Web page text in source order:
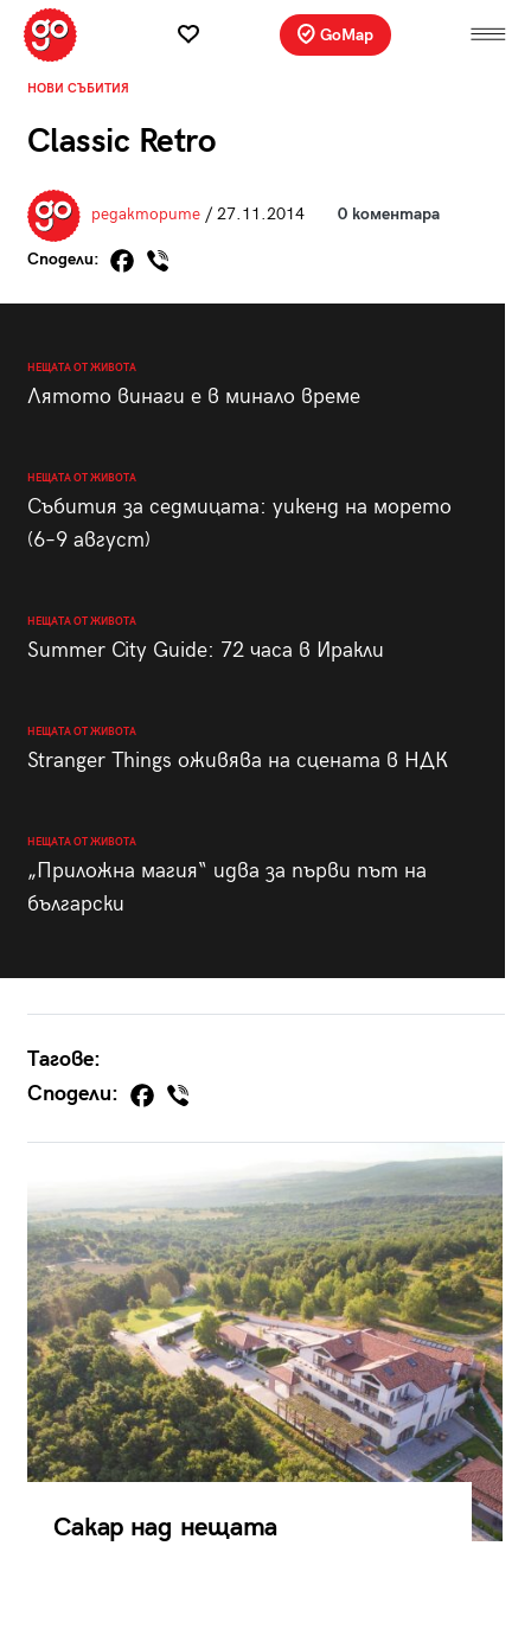
GoMap
НОВИ СЪБИТИЯ
Classic Retro
редакторите/ 27.11.2014 0 коментара
Сподели:
НЕЩАТА ОТ ЖИВОТА
Лятото винаги е в минало време
НЕЩАТА ОТ ЖИВОТА
Събития за седмицата: уикенд на морето
(6–9 август)
НЕЩАТА ОТ ЖИВОТА
Summer City Guide: 72 часа в Иракли
НЕЩАТА ОТ ЖИВОТА
Stranger Things оживява на сцената в НДК
НЕЩАТА ОТ ЖИВОТА
„Приложна магия“ идва за първи път на
български
Тагове:
Сподели:
Сакар над нещата